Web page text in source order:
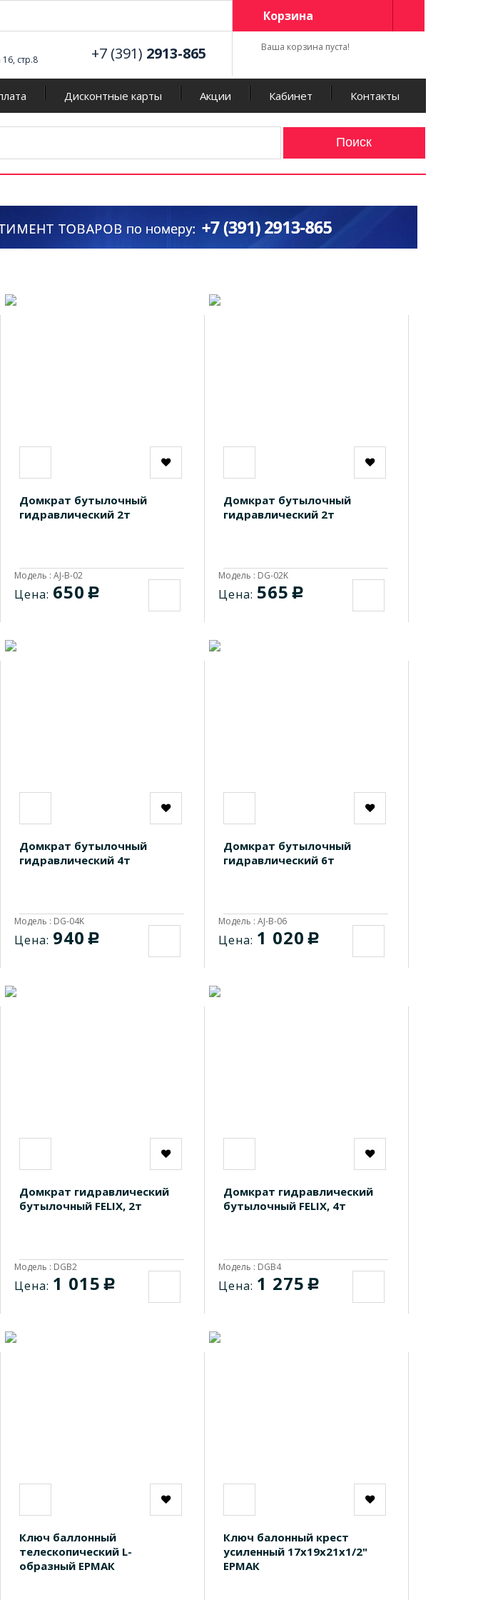
стр.8
+7 (391) 2913-865
Корзина
Ваша корзина пуста!
Дисконтные карты Акции Кабинет Контакты
Домкрат бутылочный
гидравлический 2т
Цена: 650 c
Модель : AJ-B-02
Домкрат бутылочный
гидравлический 2т
Цена: 565 c
Модель : DG-02K
Домкрат бутылочный
гидравлический 4т
Цена: 940 c
Модель : DG-04K
Домкрат бутылочный
гидравлический 6т
Цена: 1 020 c
Модель : AJ-B-06
Домкрат гидравлический
бутылочный FELIX, 2т
Цена: 1 015 c
Модель : DGB2
Домкрат гидравлический
бутылочный FELIX, 4т
Цена: 1 275 c
Модель : DGB4
Ключ баллонный
телескопический L-
образный ЕРМАК
Ключ балонный крест
усиленный 17х19х21х1/2"
ЕРМАК